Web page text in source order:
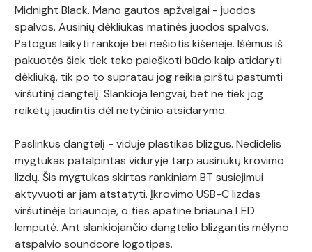
Midnight Black. Mano gautos apžvalgai - juodos
spalvos. Ausinių dėkliukas matinės juodos spalvos.
Patogus laikyti rankoje bei nešiotis kišenėje. Išėmus iš
pakuotės šiek tiek teko paieškoti būdo kaip atidaryti
dėkliuką, tik po to supratau jog reikia pirštu pastumti
viršutinį dangtelį. Slankioja lengvai, bet ne tiek jog
reikėtų jaudintis dėl netyčinio atsidarymo.
Paslinkus dangtelį - viduje plastikas blizgus. Nedidelis
mygtukas patalpintas viduryje tarp ausinukų krovimo
lizdų. Šis mygtukas skirtas rankiniam BT susiejimui
aktyvuoti ar jam atstatyti. Įkrovimo USB-C lizdas
viršutinėje briaunoje, o ties apatine briauna LED
lemputė. Ant slankiojančio dangtelio blizgantis mėlyno
atspalvio soundcore logotipas.